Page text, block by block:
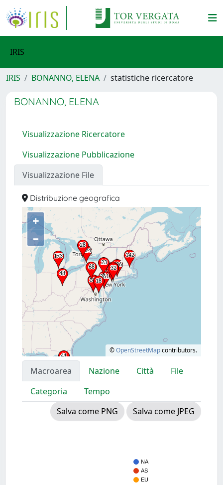
IRIS
IRIS BONANNO, ELENA statistiche ricercatore
BONANNO, ELENA
Visualizzazione Ricercatore
Visualizzazione Pubblicazione
Visualizzazione File
Distribuzione geografica
+
–
©OpenStreetMapcontributors.
Macroarea Nazione Città
File
Categoria
Tempo
Salva come PNG
Salva come JPEG
NA
AS
EU